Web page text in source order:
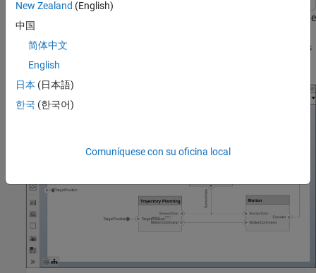
Abra el modelo de arquitectura de un brazo robótico que consta de
sensores, actuadores de movimiento y un algoritmo de
planificación. Puede utilizar System Composer para ver interfaces
y gestionar requisitos del modelo.
New Zealand (English)
中国
简体中文
English
日本 (日本語)
한국 (한국어)
Comuníquese con su oficina local